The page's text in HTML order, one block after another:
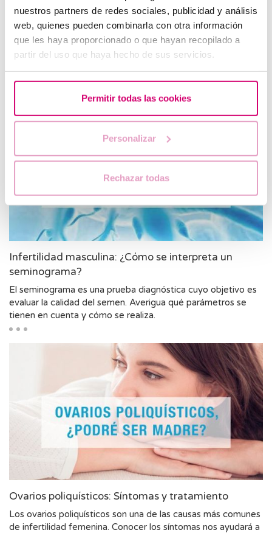
nuestros partners de redes sociales, publicidad y análisis
web, quienes pueden combinarla con otra información
que les haya proporcionado o que hayan recopilado a
partir del uso que haya hecho de sus servicios.
Permitir todas las cookies
Personalizar
Rechazar todas
Conoce tus días fértiles y logra el embarazo
Determinar cuáles son nuestros días fértiles es importante
para maximizar las posibilidades de conseguir un embarazo
Infertilidad masculina: ¿Cómo se interpreta un
seminograma?
El seminograma es una prueba diagnóstica cuyo objetivo es
evaluar la calidad del semen. Averigua qué parámetros se
tienen en cuenta y cómo se realiza.
Ovarios poliquísticos: Síntomas y tratamiento
Los ovarios poliquísticos son una de las causas más comunes
de infertilidad femenina. Conocer los síntomas nos ayudará a